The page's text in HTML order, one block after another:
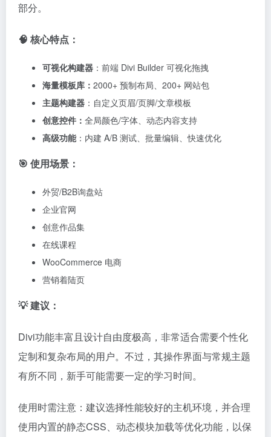
部分。
🧠 核心特点：
可视化构建器 ：前端 Divi Builder 可视化拖拽
海量模板库： 2000+ 预制布局、200+ 网站包
主题构建器 ：自定义页眉/页脚/文章模板
创意控件： 全局颜色/字体、动态内容支持
高级功能：内建 A/B 测试、批量编辑、快速优化
🎯 使用场景：
外贸/B2B询盘站
企业官网
创意作品集
在线课程
WooCommerce 电商
营销着陆页
💡 建议：
Divi功能丰富且设计自由度极高，非常适合需要个性化
定制和复杂布局的用户。不过，其操作界面与常规主题
有所不同，新手可能需要一定的学习时间。
使用时需注意：建议选择性能较好的主机环境，并合理
使用内置的静态CSS、动态模块加载等优化功能，以保